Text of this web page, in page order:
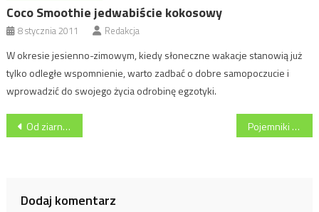
Coco Smoothie jedwabiście kokosowy
8 stycznia 2011 Redakcja
W okresie jesienno-zimowym, kiedy słoneczne wakacje stanowią już
tylko odległe wspomnienie, warto zadbać o dobre samopoczucie i
wprowadzić do swojego życia odrobinę egzotyki.
Nawigacja
Od ziarna… do pobudzenia czyli o procesie powstawania kawy Pojemniki Merlin. Porządek w Twojej kuchni
Dodaj komentarz